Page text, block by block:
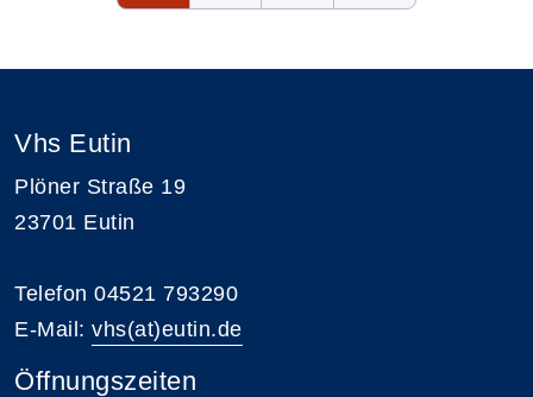
Vhs Eutin
Plöner Straße 19
23701 Eutin
Telefon 04521 793290
E-Mail: vhs(at)eutin.de
Öffnungszeiten